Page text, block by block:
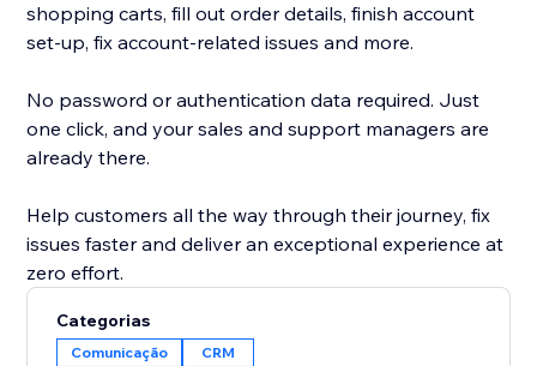
shopping carts, fill out order details, finish account
set-up, fix account-related issues and more.
No password or authentication data required. Just
one click, and your sales and support managers are
already there.
Help customers all the way through their journey, fix
issues faster and deliver an exceptional experience at
Categorias
Comunicação CRM